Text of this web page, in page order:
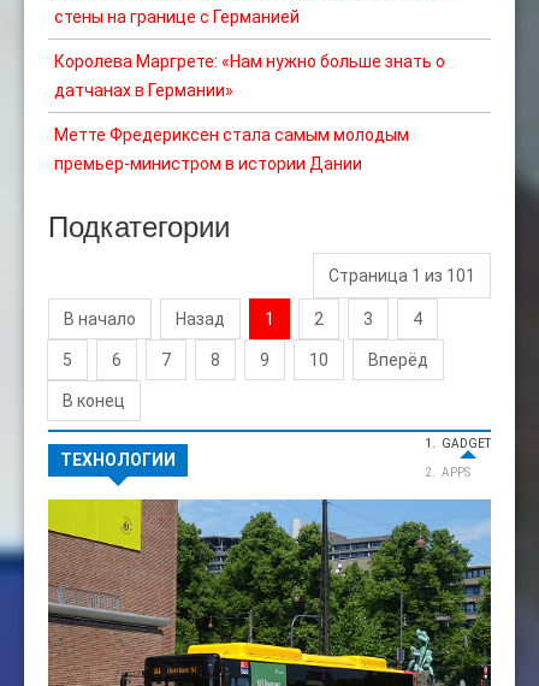
стены на границе с Германией
Королева Маргрете: «Нам нужно больше знать о
датчанах в Германии»
Метте Фредериксен стала самым молодым
премьер-министром в истории Дании
Подкатегории
Страница 1 из 101
В начало Назад 1 2 3 4
5 6 7 8 9 10 Вперёд
В конец
ТЕХНОЛОГИИ
GADGET
APPS